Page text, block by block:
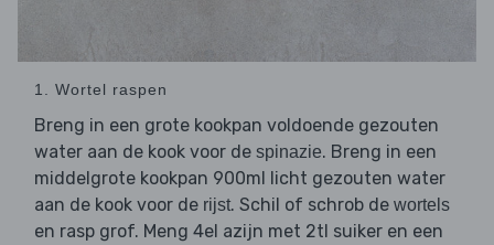
1. Wortel raspen
Breng in een grote kookpan voldoende gezouten
water aan de kook voor de spinazie. Breng in een
middelgrote kookpan 900ml licht gezouten water
aan de kook voor de rijst. Schil of schrob de wortels
en rasp grof. Meng 4el azijn met 2tl suiker en een